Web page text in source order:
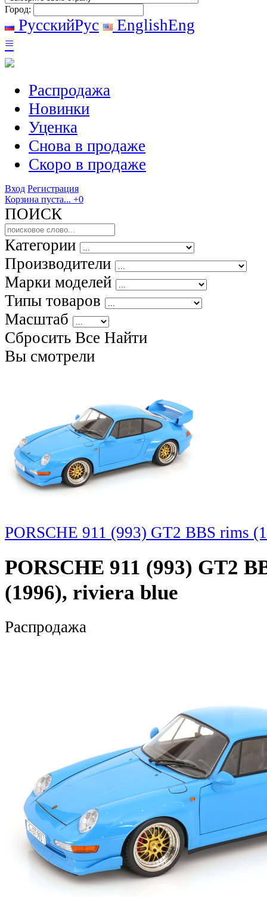
Город:
РусскийРус EnglishEng
≡
Распродажа
Новинки
Уценка
Снова в продаже
Скоро в продаже
Вход Регистрация
Корзина пуста... +0
ПОИСК
Категории
Производители
Марки моделей
Типы товаров
Масштаб
Сбросить Все Найти
Вы смотрели
PORSCHE 911 (993) GT2 BBS rims
PORSCHE 911 (993) GT2
(1996), riviera blue
Распродажа